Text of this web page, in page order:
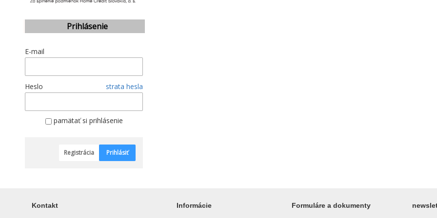
Prihlásenie
E-mail
Heslo strata hesla
pamätať si prihlásenie
Registrácia Prihlásiť
Kontakt Informácie Formuláre a dokumenty